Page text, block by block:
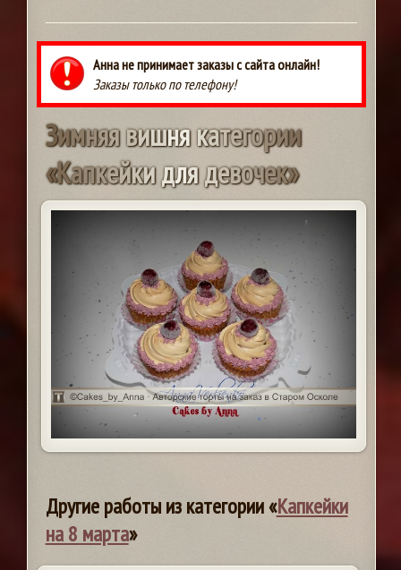
Анна не принимает заказы с сайта онлайн!
Заказы только по телефону!
Зимняявишнякатегории
«Капкейкидлядевочек»
Другие работы из категории «Капкейки
на 8 марта»